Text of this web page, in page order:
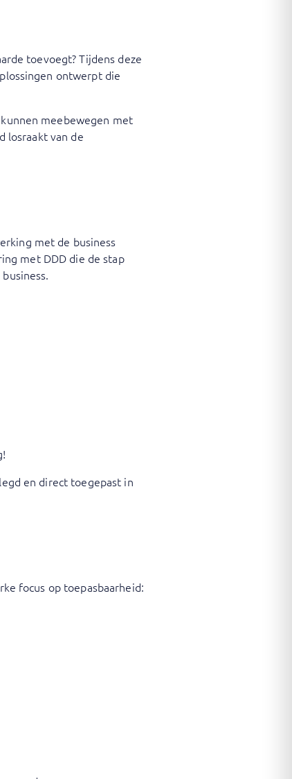
toevoegt? Tijdens deze
ontwerpt die
meebewegen met
losraakt van de
met de business
met DDD die de stap
en direct toegepast in
focus op toepasbaarheid: